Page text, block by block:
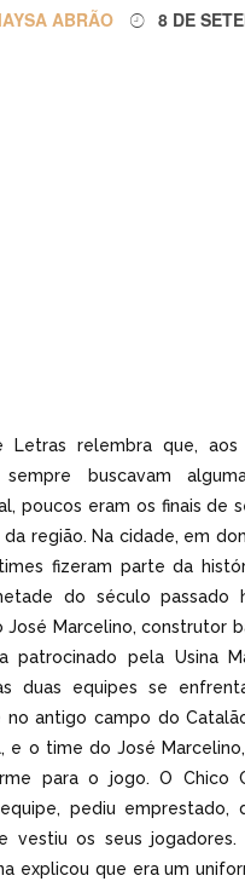
ABRÃO 8 DE
Letras relembra que,
buscavam
poucos eram os finais de
região. Na cidade, em
fizeram parte da
do século passado
Marcelino, construtor
pela Usina
duas equipes se
no antigo campo do
e o time do José
para o jogo. O Chico
pediu emprestado,
vestiu os seus
explicou que era um